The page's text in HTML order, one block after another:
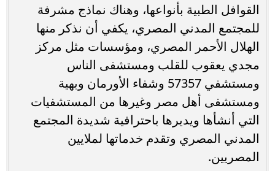
القوافل الطبیة بأنواعھا، وهناك نماذج مشرفة
للمجتمع المدني المصري، یكفي أن نذكر منها
الهلال الأحمر المصري، ومؤسسات مثل مركز
مجدي یعقوب للقلب ومستشفى الناس
ومستشفي 57357 وشفاء الأورمان وبھیة
ومستشفى أھل مصر وغیرھا من المستشفیات
التي أنشأھا ویدیرھا باحترافیة شدیدة المجتمع
المدني المصري وتقدم خدماتھا لملایین
المصریین.